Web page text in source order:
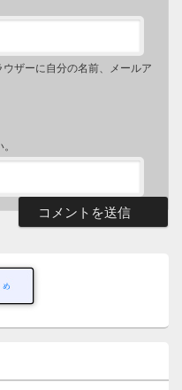
ザーに自分の名前、メールア